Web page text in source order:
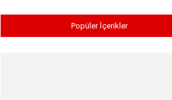
Popüler İçerikler